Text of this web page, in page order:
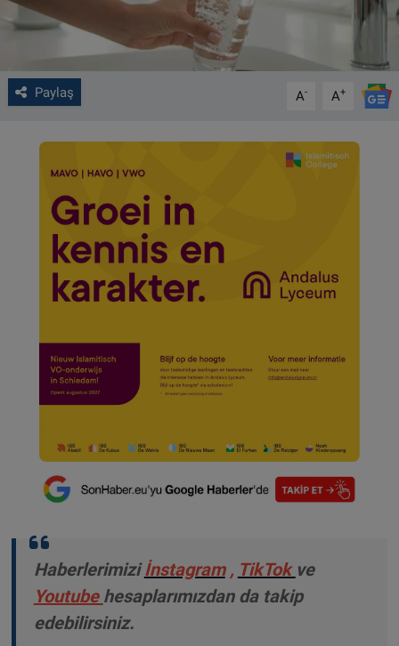
Paylaş A- A+
Haberlerimiziİnstagram , TikTok ve
Youtube hesaplarımızdan da takip
edebilirsiniz.
Çerez Politikası